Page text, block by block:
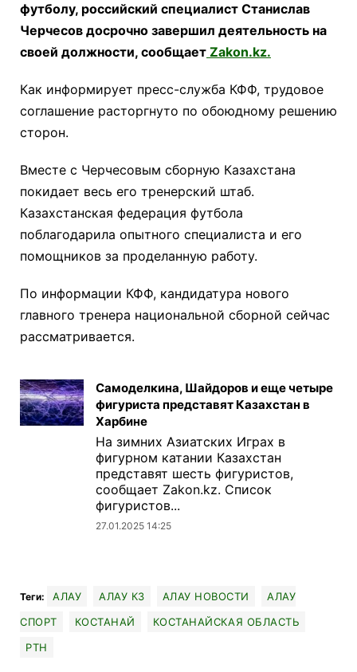
футболу, российский специалист Станислав
Черчесов досрочно завершил деятельность на
своей должности, сообщает Zakon.kz.
Как информирует пресс-служба КФФ, трудовое
соглашение расторгнуто по обоюдному решению
сторон.
Вместе с Черчесовым сборную Казахстана
покидает весь его тренерский штаб.
Казахстанская федерация футбола
поблагодарила опытного специалиста и его
помощников за проделанную работу.
По информации КФФ, кандидатура нового
главного тренера национальной сборной сейчас
рассматривается.
Самоделкина, Шайдоров и еще четыре
фигуриста представят Казахстан в
Харбине
На зимних Азиатских Играх в
фигурном катании Казахстан
представят шесть фигуристов,
сообщает Zakon.kz. Список
фигуристов...
27.01.2025 14:25
Теги: АЛАУ АЛАУ КЗ АЛАУ НОВОСТИ
АЛАУ
СПОРТ
КОСТАНАЙ
КОСТАНАЙСКАЯ ОБЛАСТЬ
РТН